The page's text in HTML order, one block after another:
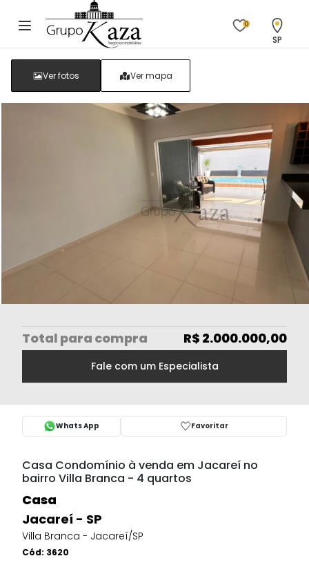
0
SP
Ver fotos Ver mapa
Casa Condomínio à venda em Jacareí no
bairro Villa Branca - 4 quartos
Casa
Jacareí - SP
Villa Branca - Jacareí/SP
Cód: 3620
Total para compra R$ 2.000.000,00
Fale com um Especialista
Whats App Favoritar